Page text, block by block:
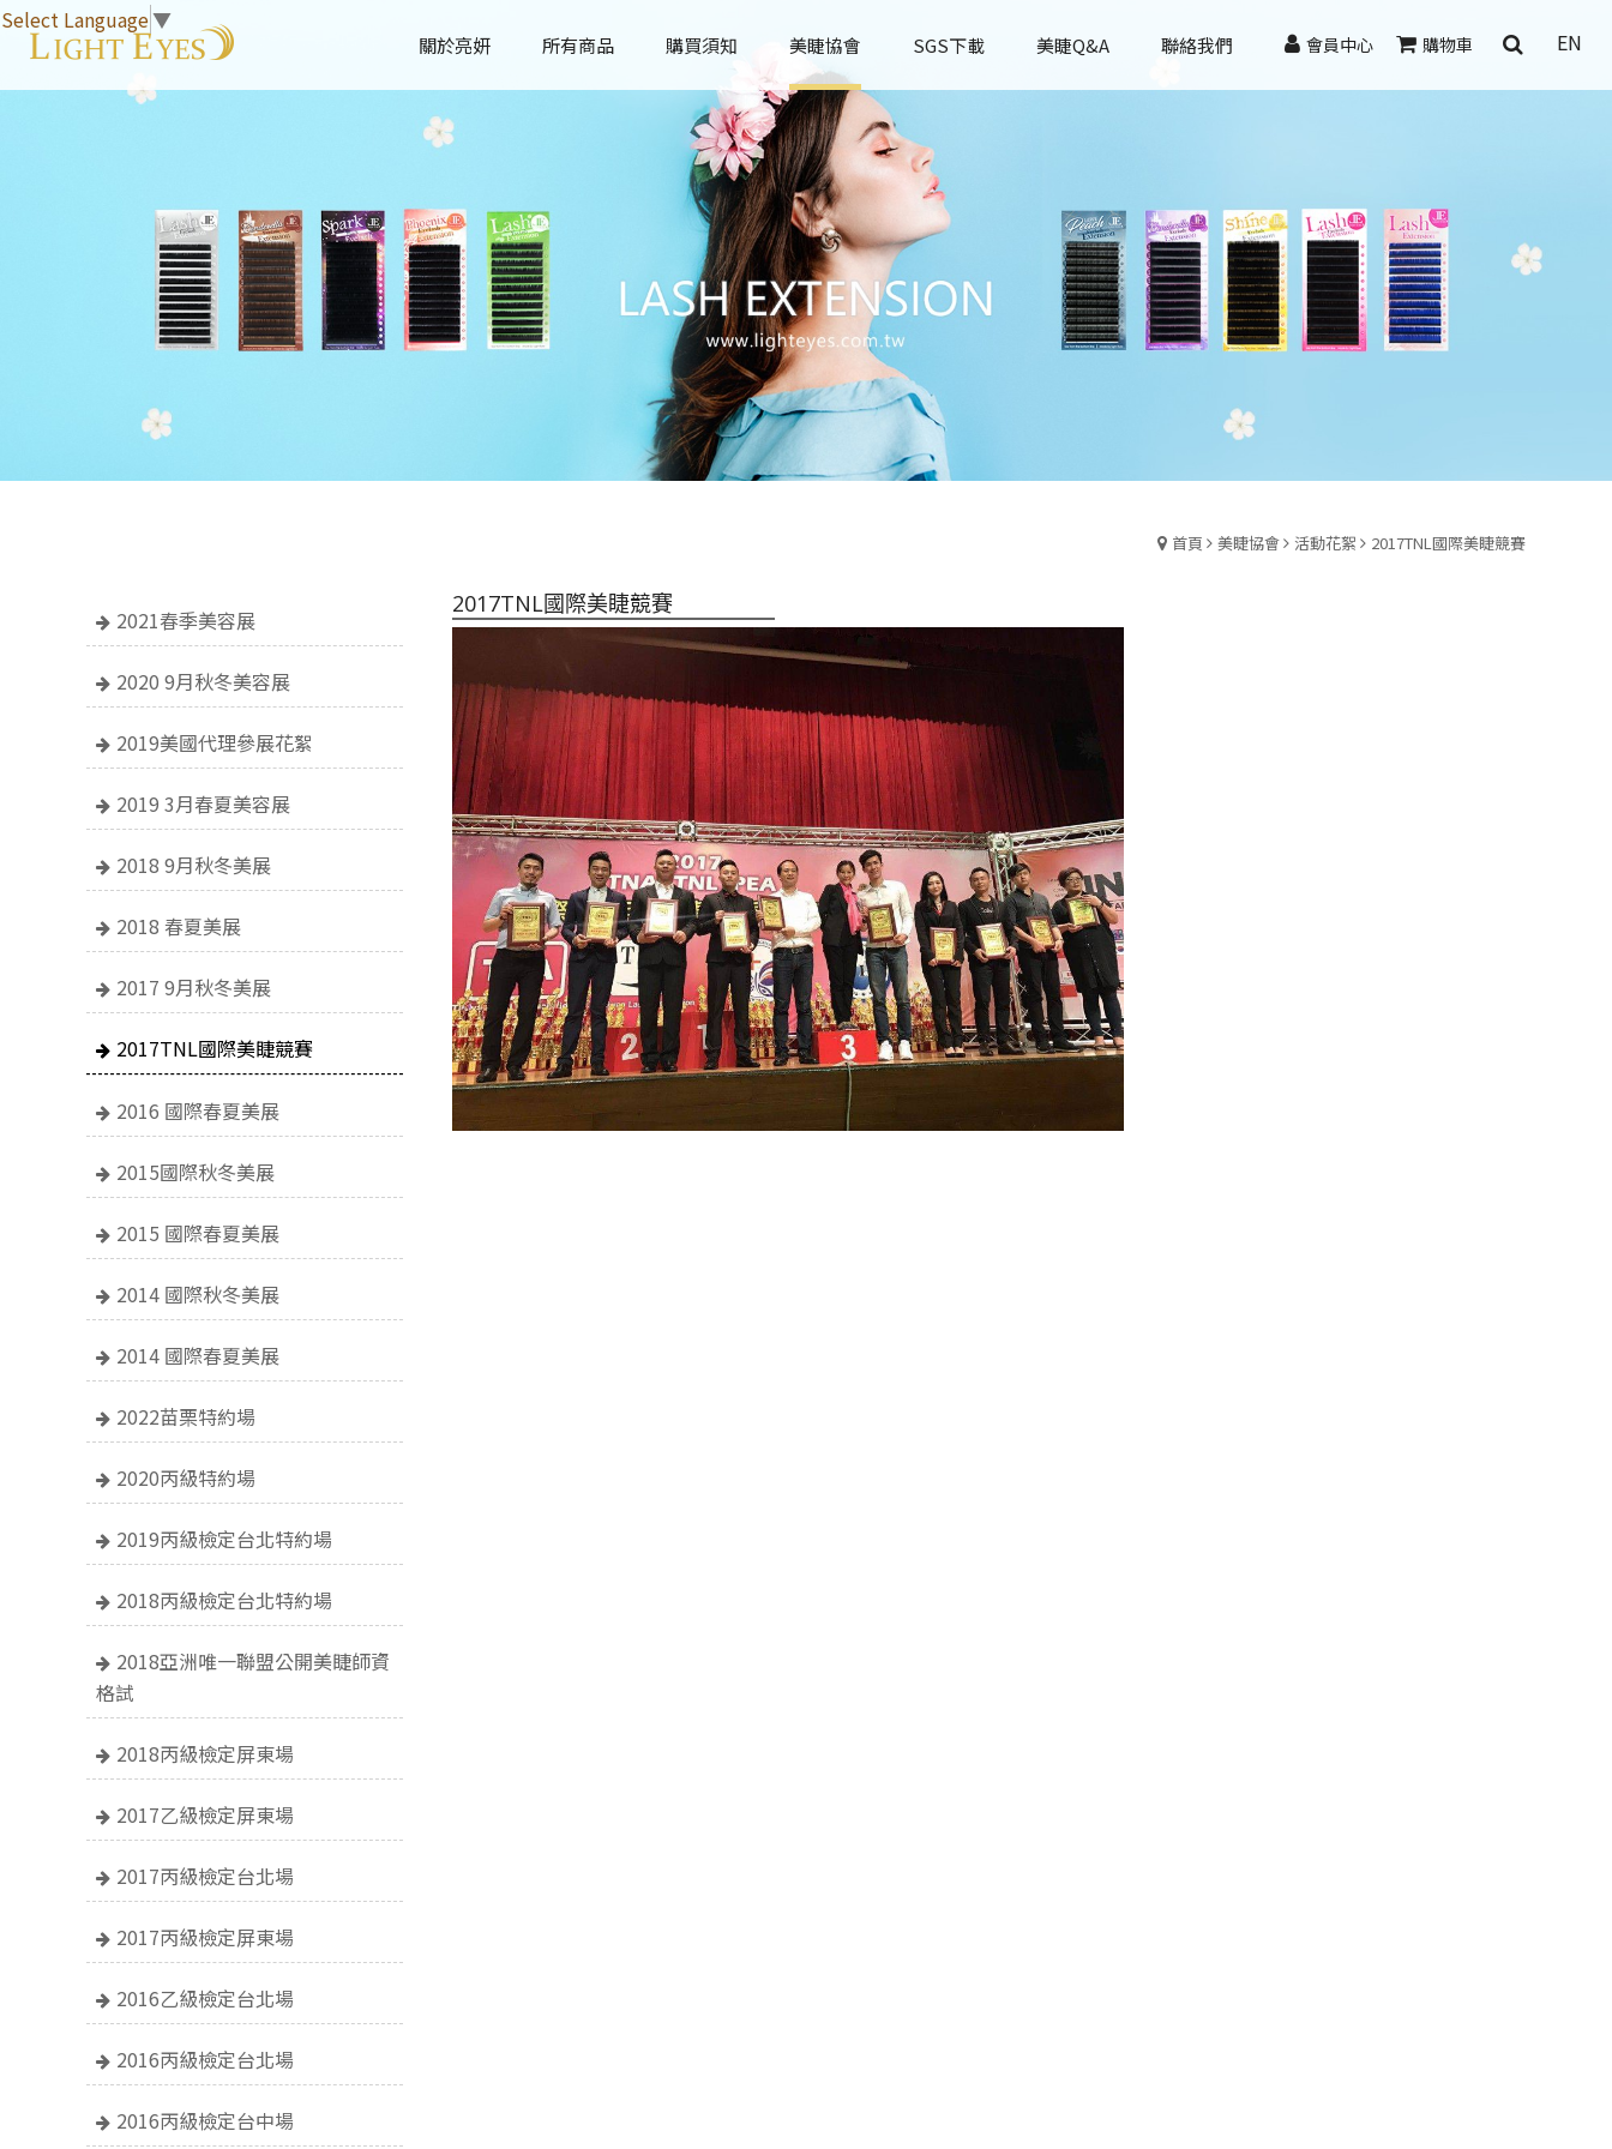
Select Language▼
EN
會員中心 購物車
關於亮妍 所有商品 購買須知 美睫協會 SGS下載 美睫Q&A 聯絡我們
首頁 美睫協會 活動花絮 2017TNL國際美睫競賽
2021春季美容展
2020 9月秋冬美容展
2019美國代理參展花絮
2019 3月春夏美容展
2018 9月秋冬美展
2018 春夏美展
2017 9月秋冬美展
2017TNL國際美睫競賽
2016 國際春夏美展
2015國際秋冬美展
2015 國際春夏美展
2014 國際秋冬美展
2014 國際春夏美展
2022苗栗特約場
2020丙級特約場
2019丙級檢定台北特約場
2018丙級檢定台北特約場
2018亞洲唯一聯盟公開美睫師資
格試
2018丙級檢定屏東場
2017乙級檢定屏東場
2017丙級檢定台北場
2017丙級檢定屏東場
2016乙級檢定台北場
2016丙級檢定台北場
2016丙級檢定台中場
2017TNL國際美睫競賽